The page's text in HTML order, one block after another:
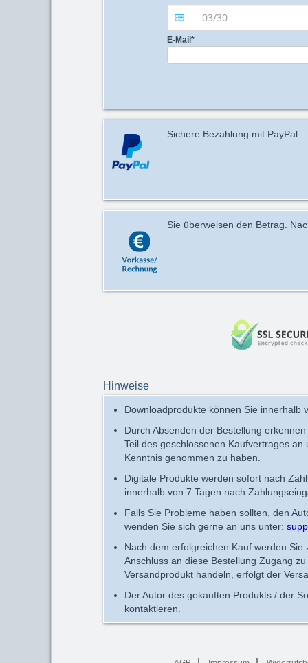
E-Mail*
Sichere Bezahlung mit PayPal
Sie überweisen den Betrag.
Hinweise
Downloadprodukte können Sie
Durch Absenden der Bestellung
Teil des geschlossenen Kaufvertrages
Kenntnis genommen zu haben.
Digitale Produkte werden sofort nach
innerhalb von 7 Tagen nach
Falls Sie Probleme haben sollten, den
wenden Sie sich gerne an uns unter:
Nach dem erfolgreichen Kauf werden
Anschluss an diese Bestellung Zugang
Versandprodukt handeln, erfolgt der
Der Autor des gekauften Produkts / der
kontaktieren.